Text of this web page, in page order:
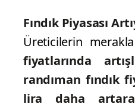
Fındık Piyasası
Üreticilerin
fiyatlarında
randıman fındık
lira daha